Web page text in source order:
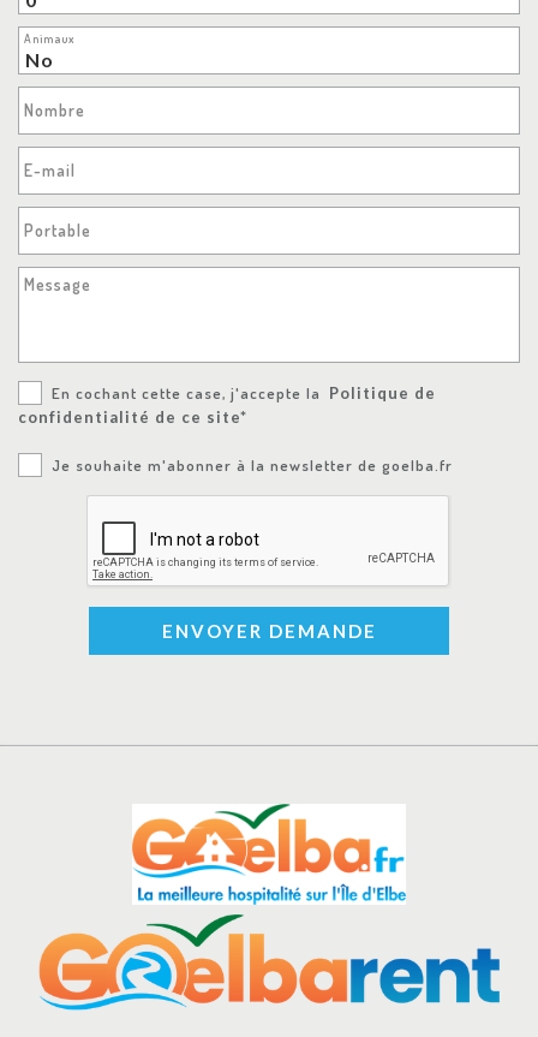
Animaux
Nombre
E-mail
Portable
Message
En cochant cette case, j'accepte la
Politique de
confidentialité de ce site*
Je souhaite m'abonner à la newsletter de goelba.fr
ENVOYER DEMANDE